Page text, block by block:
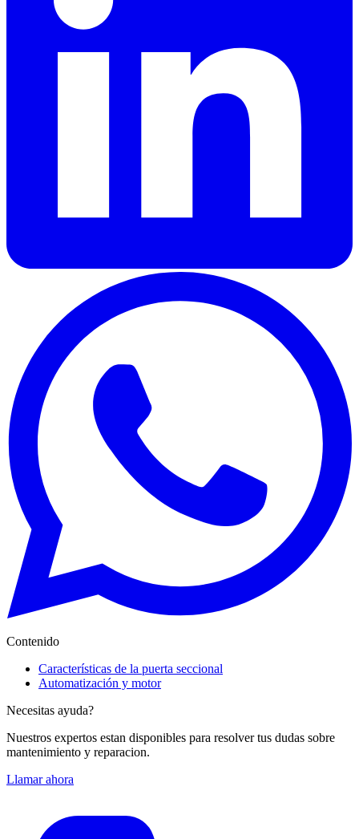
Contenido
Características de la puerta seccional
Automatización y motor
Necesitas ayuda?
Nuestros expertos estan disponibles para resolver tus dudas sobre
mantenimiento y reparacion.
Llamar ahora